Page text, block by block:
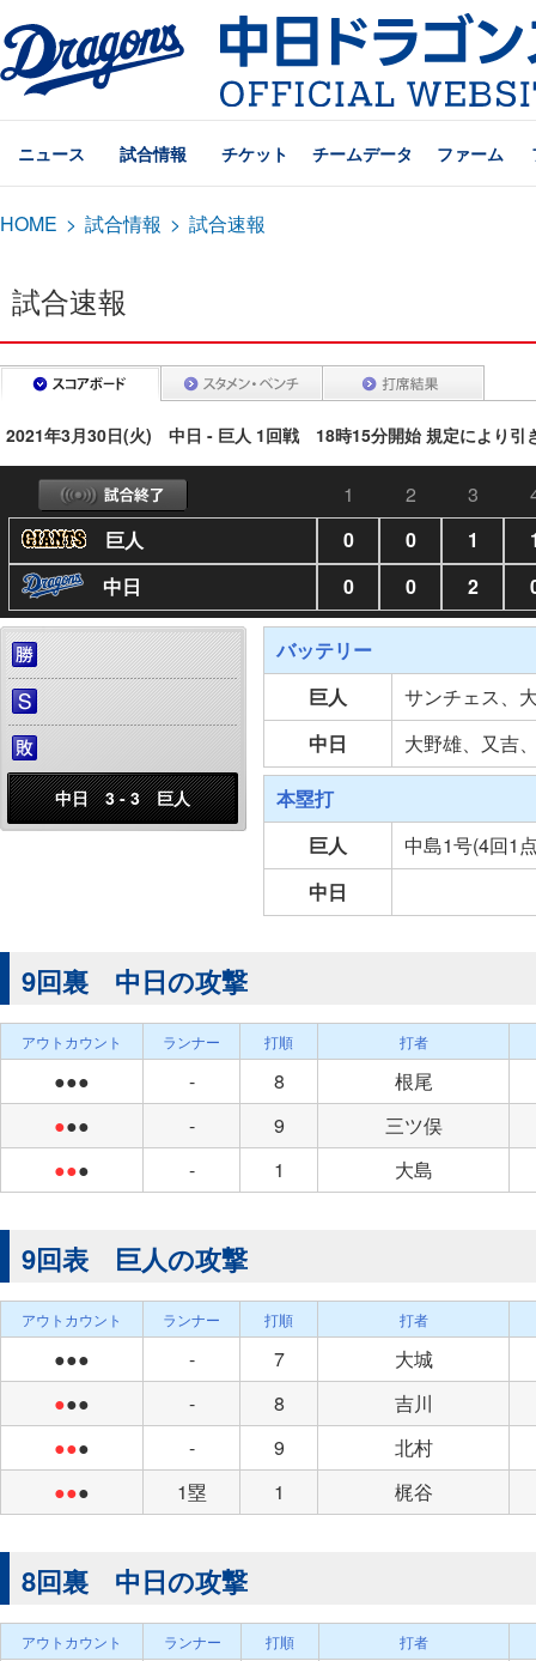
ニュース 試合情報 チケット チームデータ ファーム
HOME > 試合情報 > 試合速報
試合速報
2021年3月30日(火) 中日 - 巨人 1回戦 18時15分開始 規定により引
1 2 3
巨人
0 0 1
中日
0 0 2
中日 3 - 3 巨人
バッテリー
巨人
サンチェス、
中日
大野雄、又吉
本塁打
巨人
中島1号(4回1
中日
9回裏 中日の攻撃
アウトカウント ランナー 打順 打者
●●● - 8
根尾
●●● - 9
三ツ俣
●●● - 1 大島
9回表 巨人の攻撃
アウトカウント ランナー 打順 打者
●●● - 7
大城
●●● - 8
吉川
●●● - 9
北村
●●● 1塁 1 梶谷
8回裏 中日の攻撃
アウトカウント ランナー 打順 打者